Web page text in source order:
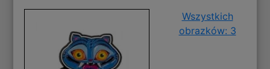
Wszystkich
obrazków: 3